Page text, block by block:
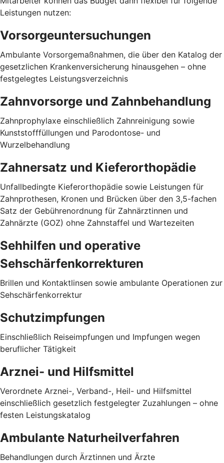
Leistungen nutzen:
Vorsorgeuntersuchungen
Ambulante Vorsorgemaßnahmen, die über den Katalog der
gesetzlichen Krankenversicherung hinausgehen – ohne
festgelegtes Leistungsverzeichnis
Zahnvorsorge und Zahnbehandlung
Zahnprophylaxe einschließlich Zahnreinigung sowie
Kunststofffüllungen und Parodontose- und
Wurzelbehandlung
Zahnersatz und Kieferorthopädie
Unfallbedingte Kieferorthopädie sowie Leistungen für
Zahnprothesen, Kronen und Brücken über den 3,5-fachen
Satz der Gebührenordnung für Zahnärztinnen und
Zahnärzte (GOZ) ohne Zahnstaffel und Wartezeiten
Sehhilfen und operative
Sehschärfenkorrekturen
Brillen und Kontaktlinsen sowie ambulante Operationen zur
Sehschärfenkorrektur
Schutzimpfungen
Einschließlich Reiseimpfungen und Impfungen wegen
beruflicher Tätigkeit
Arznei- und Hilfsmittel
Verordnete Arznei-, Verband-, Heil- und Hilfsmittel
einschließlich gesetzlich festgelegter Zuzahlungen – ohne
festen Leistungskatalog
Ambulante Naturheilverfahren
Behandlungen durch Ärztinnen und Ärzte